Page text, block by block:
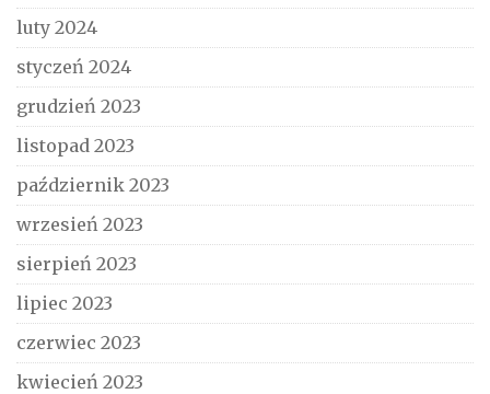
luty 2024
styczeń 2024
grudzień 2023
listopad 2023
październik 2023
wrzesień 2023
sierpień 2023
lipiec 2023
czerwiec 2023
kwiecień 2023